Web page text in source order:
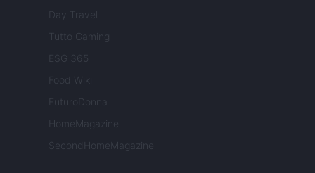
Day Travel
Tutto Gaming
ESG 365
Food Wiki
FuturoDonna
HomeMagazine
SecondHomeMagazine